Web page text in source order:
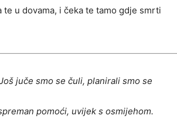
u dovama, i čeka te tamo gdje smrti
juče smo se čuli, planirali smo se
pomoći, uvijek s osmijehom.